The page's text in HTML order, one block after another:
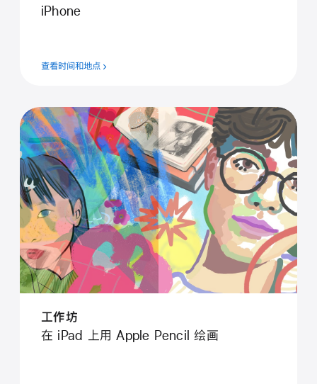
iPhone
查看时间和地点
工⁠作⁠坊
在 iPad 上用 Apple Pencil 绘⁠画